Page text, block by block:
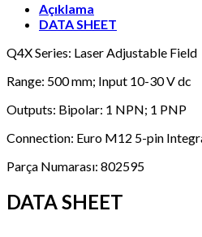
Açıklama
DATA SHEET
Q4X Series: Laser Adjustable Field
Range: 500 mm; Input 10-30 V dc
Outputs: Bipolar: 1 NPN; 1 PNP
Connection: Euro M12 5-pin
Parça Numarası: 802595
DATA SHEET